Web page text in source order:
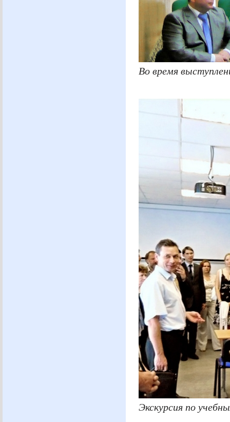
Во время
Экскурсия по